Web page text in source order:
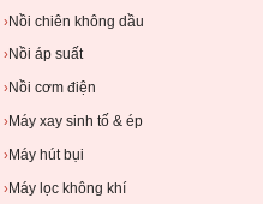
›Nồi chiên không dầu
› Nồi áp suất
› Nồi cơm điện
› Máy xay sinh tố & ép
›Máy hút bụi
›Máy lọc không khí